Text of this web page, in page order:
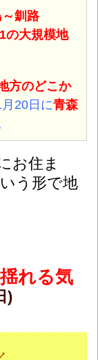
釧路
の大規模地
方のどこか
20日に青森
お住ま
う形で地
れる気
)